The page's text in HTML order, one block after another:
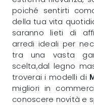
poiché sentirti
della tua vita
saranno lieti di
arredi ideali per
tra una vasta
scelta,dal legno
troverai i modelli di
migliori in
conoscere novità e